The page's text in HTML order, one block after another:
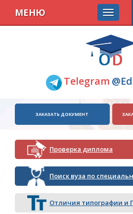
Telegram
МЕНЮ
ЗАКАЗАТЬ ДОКУМЕНТ
Проверка диплома
Поиск вуза по
Отличия типографии и